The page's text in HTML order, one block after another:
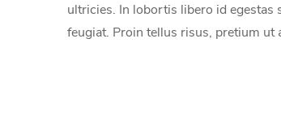
ultricies. In lobortis libero id egestas
feugiat. Proin tellus risus, pretium